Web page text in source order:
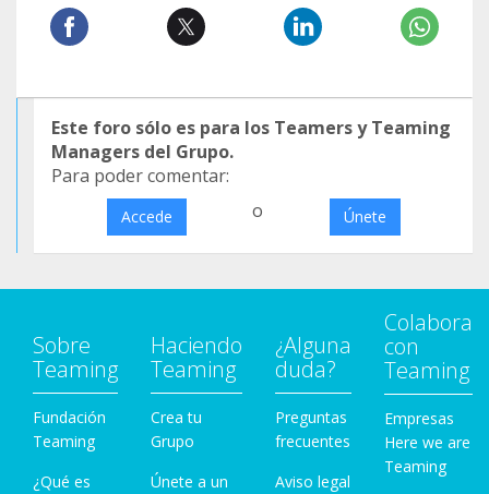
Este foro sólo es para los Teamers y Teaming
Managers del Grupo.
Para poder comentar:
Accede o Únete
Sobre
Teaming
Fundación
Teaming
¿Qué es
Haciendo
Teaming
Crea tu
Grupo
Únete a un
¿Alguna
duda?
Preguntas
frecuentes
Aviso legal
Colabora
con
Teaming
Empresas
Here we are
Teaming